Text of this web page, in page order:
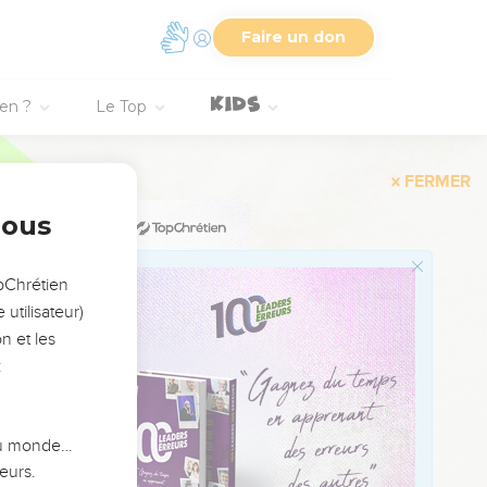
Faire un don
? Le Top
guérir son
s'en alla.
: « Ton enfant
de l'après-midi,
utilisateur)
et les
monde…